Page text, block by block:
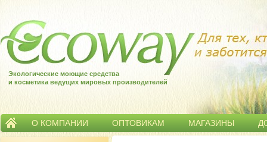
Экологические моющие средства
и косметика ведущих мировых производителей
О КОМПАНИИ ОПТОВИКАМ МАГАЗИНЫ